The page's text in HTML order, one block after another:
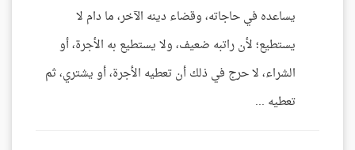
يساعده في حاجاته، وقضاء دينه الآخر، ما دام لا
يستطيع؛ لأن راتبه ضعيف، ولا يستطيع به الأجرة، أو
الشراء، لا حرج في ذلك أن تعطيه الأجرة، أو يشتري، ثم
تعطيه ...